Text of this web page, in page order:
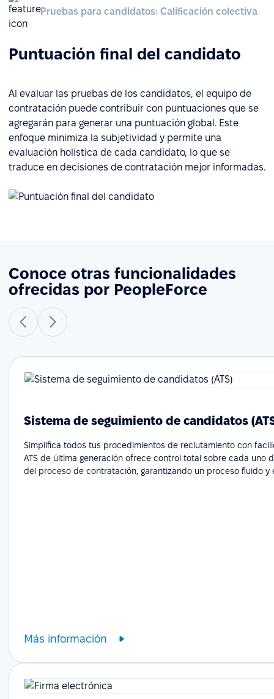
Pruebas para candidatos: Calificación colectiva
Puntuación final del candidato
Al evaluar las pruebas de los candidatos, el equipo de
contratación puede contribuir con puntuaciones que se
agregarán para generar una puntuación global. Este
enfoque minimiza la subjetividad y permite una
evaluación holística de cada candidato, lo que se
traduce en decisiones de contratación mejor informadas.
Conoce otras funcionalidades
ofrecidas por PeopleForce
Sistema de seguimiento de candidatos
Simplifica todos tus procedimientos de reclutamiento con
ATS de última generación ofrece control total sobre cada uno
del proceso de contratación, garantizando un proceso fluido y
Más información